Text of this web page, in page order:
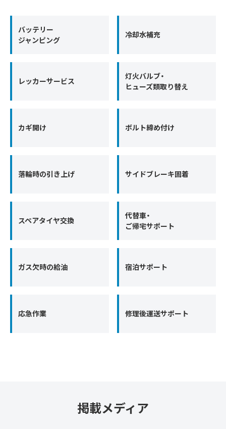
バッテリー
ジャンピング
冷却水補充
レッカーサービス
灯火バルブ・
ヒューズ類取り替え
カギ開け ボルト締め付け
落輪時の引き上げ サイドブレーキ固着
スペアタイヤ交換
代替車・
ご帰宅サポート
ガス欠時の給油 宿泊サポート
応急作業 修理後運送サポート
掲載メディア